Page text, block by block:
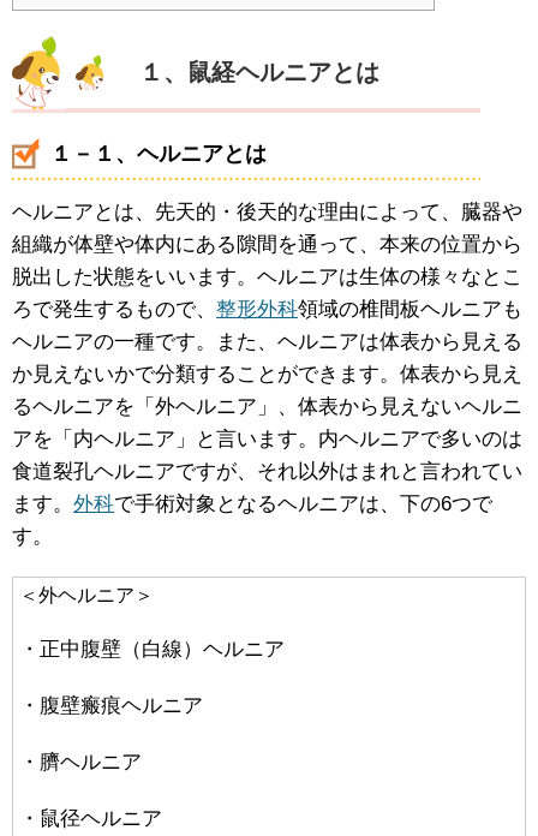
１、鼠経ヘルニアとは
１－１、ヘルニアとは
ヘルニアとは、先天的・後天的な理由によって、臓器や
組織が体壁や体内にある隙間を通って、本来の位置から
脱出した状態をいいます。ヘルニアは生体の様々なとこ
ろで発生するもので、 整形外科領域の椎間板ヘルニアも
ヘルニアの一種です。また、ヘルニアは体表から見える
か見えないかで分類することができます。体表から見え
るヘルニアを「外ヘルニア」、体表から見えないヘルニ
アを「内ヘルニア」と言います。内ヘルニアで多いのは
食道裂孔ヘルニアですが、それ以外はまれと言われてい
ます。 外科で手術対象となるヘルニアは、下の6つで
す。
＜外ヘルニア＞
・正中腹壁（白線）ヘルニア
・腹壁瘢痕ヘルニア
・臍ヘルニア
・鼠径ヘルニア